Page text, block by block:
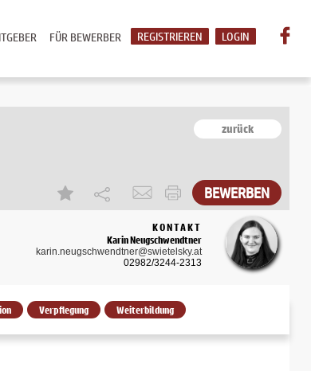
LOGIN
REGISTRIEREN
FÜR BEWERBER
zurück
BEWERBEN
KONTAKT
Karin Neugschwendtner
karin.neugschwendtner@swietelsky.at
02982/3244-2313
Verpflegung Weiterbildung